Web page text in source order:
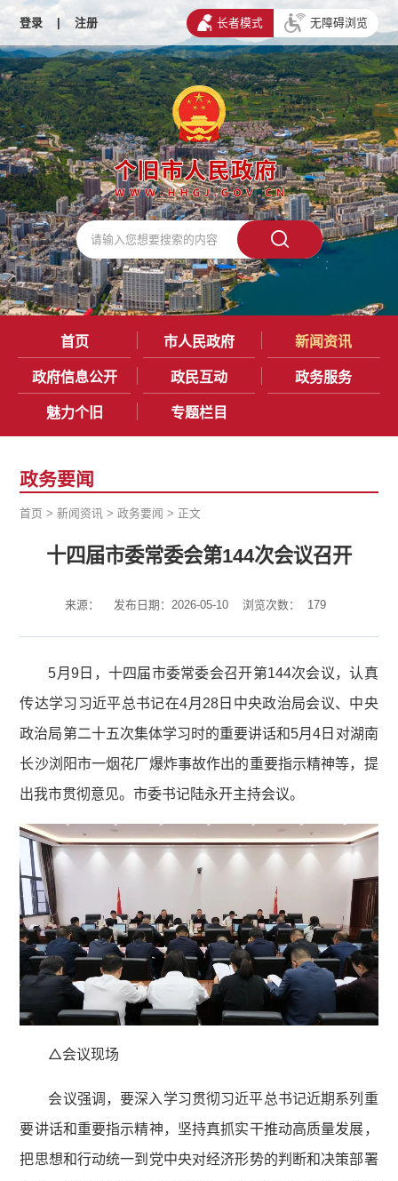
登录 | 注册 长者模式 无障碍浏览
首页 市人民政府 新闻资讯
政府信息公开 政民互动 政务服务
魅力个旧 专题栏目
政务要闻
首页 >新闻资讯 >政务要闻 > 正文
十四届市委常委会第144次会议召开
来源： 发布日期：2026-05-10 浏览次数： 179
5月9日，十四届市委常委会召开第144次会议，认真
传达学习习近平总书记在4月28日中央政治局会议、中央
政治局第二十五次集体学习时的重要讲话和5月4日对湖南
长沙浏阳市一烟花厂爆炸事故作出的重要指示精神等，提
出我市贯彻意见。市委书记陆永开主持会议。
△会议现场
会议强调，要深入学习贯彻习近平总书记近期系列重
要讲话和重要指示精神，坚持真抓实干推动高质量发展，
把思想和行动统一到党中央对经济形势的判断和决策部署